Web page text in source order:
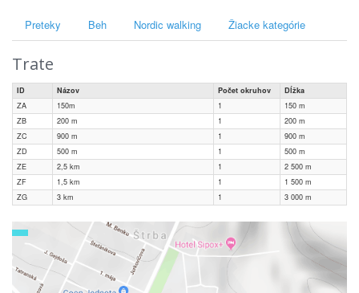
Preteky Beh Nordic walking Žiacke kategórie
Trate
ID Názov Počet okruhov
Dĺžka
ZA
150m 1 150 m
ZB
200 m 1 200 m
ZC
900 m 1 900 m
ZD
500 m 1 500 m
ZE
2,5 km 1 2 500 m
ZF
1,5 km 1 1 500 m
ZG
3 km 1 3 000 m